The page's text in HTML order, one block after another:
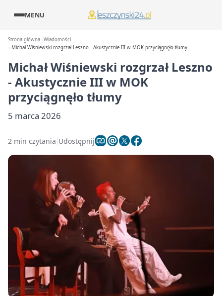
MENU
Strona główna Wiadomości
Michał Wiśniewski rozgrzał Leszno - Akustycznie III w MOK przyciągnęło tłumy
Michał Wiśniewski rozgrzał Leszno
- Akustycznie III w MOK
przyciągnęło tłumy
5 marca 2026
2 min czytania Udostępnij